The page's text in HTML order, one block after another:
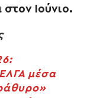
Ιούνιο.
μέσα